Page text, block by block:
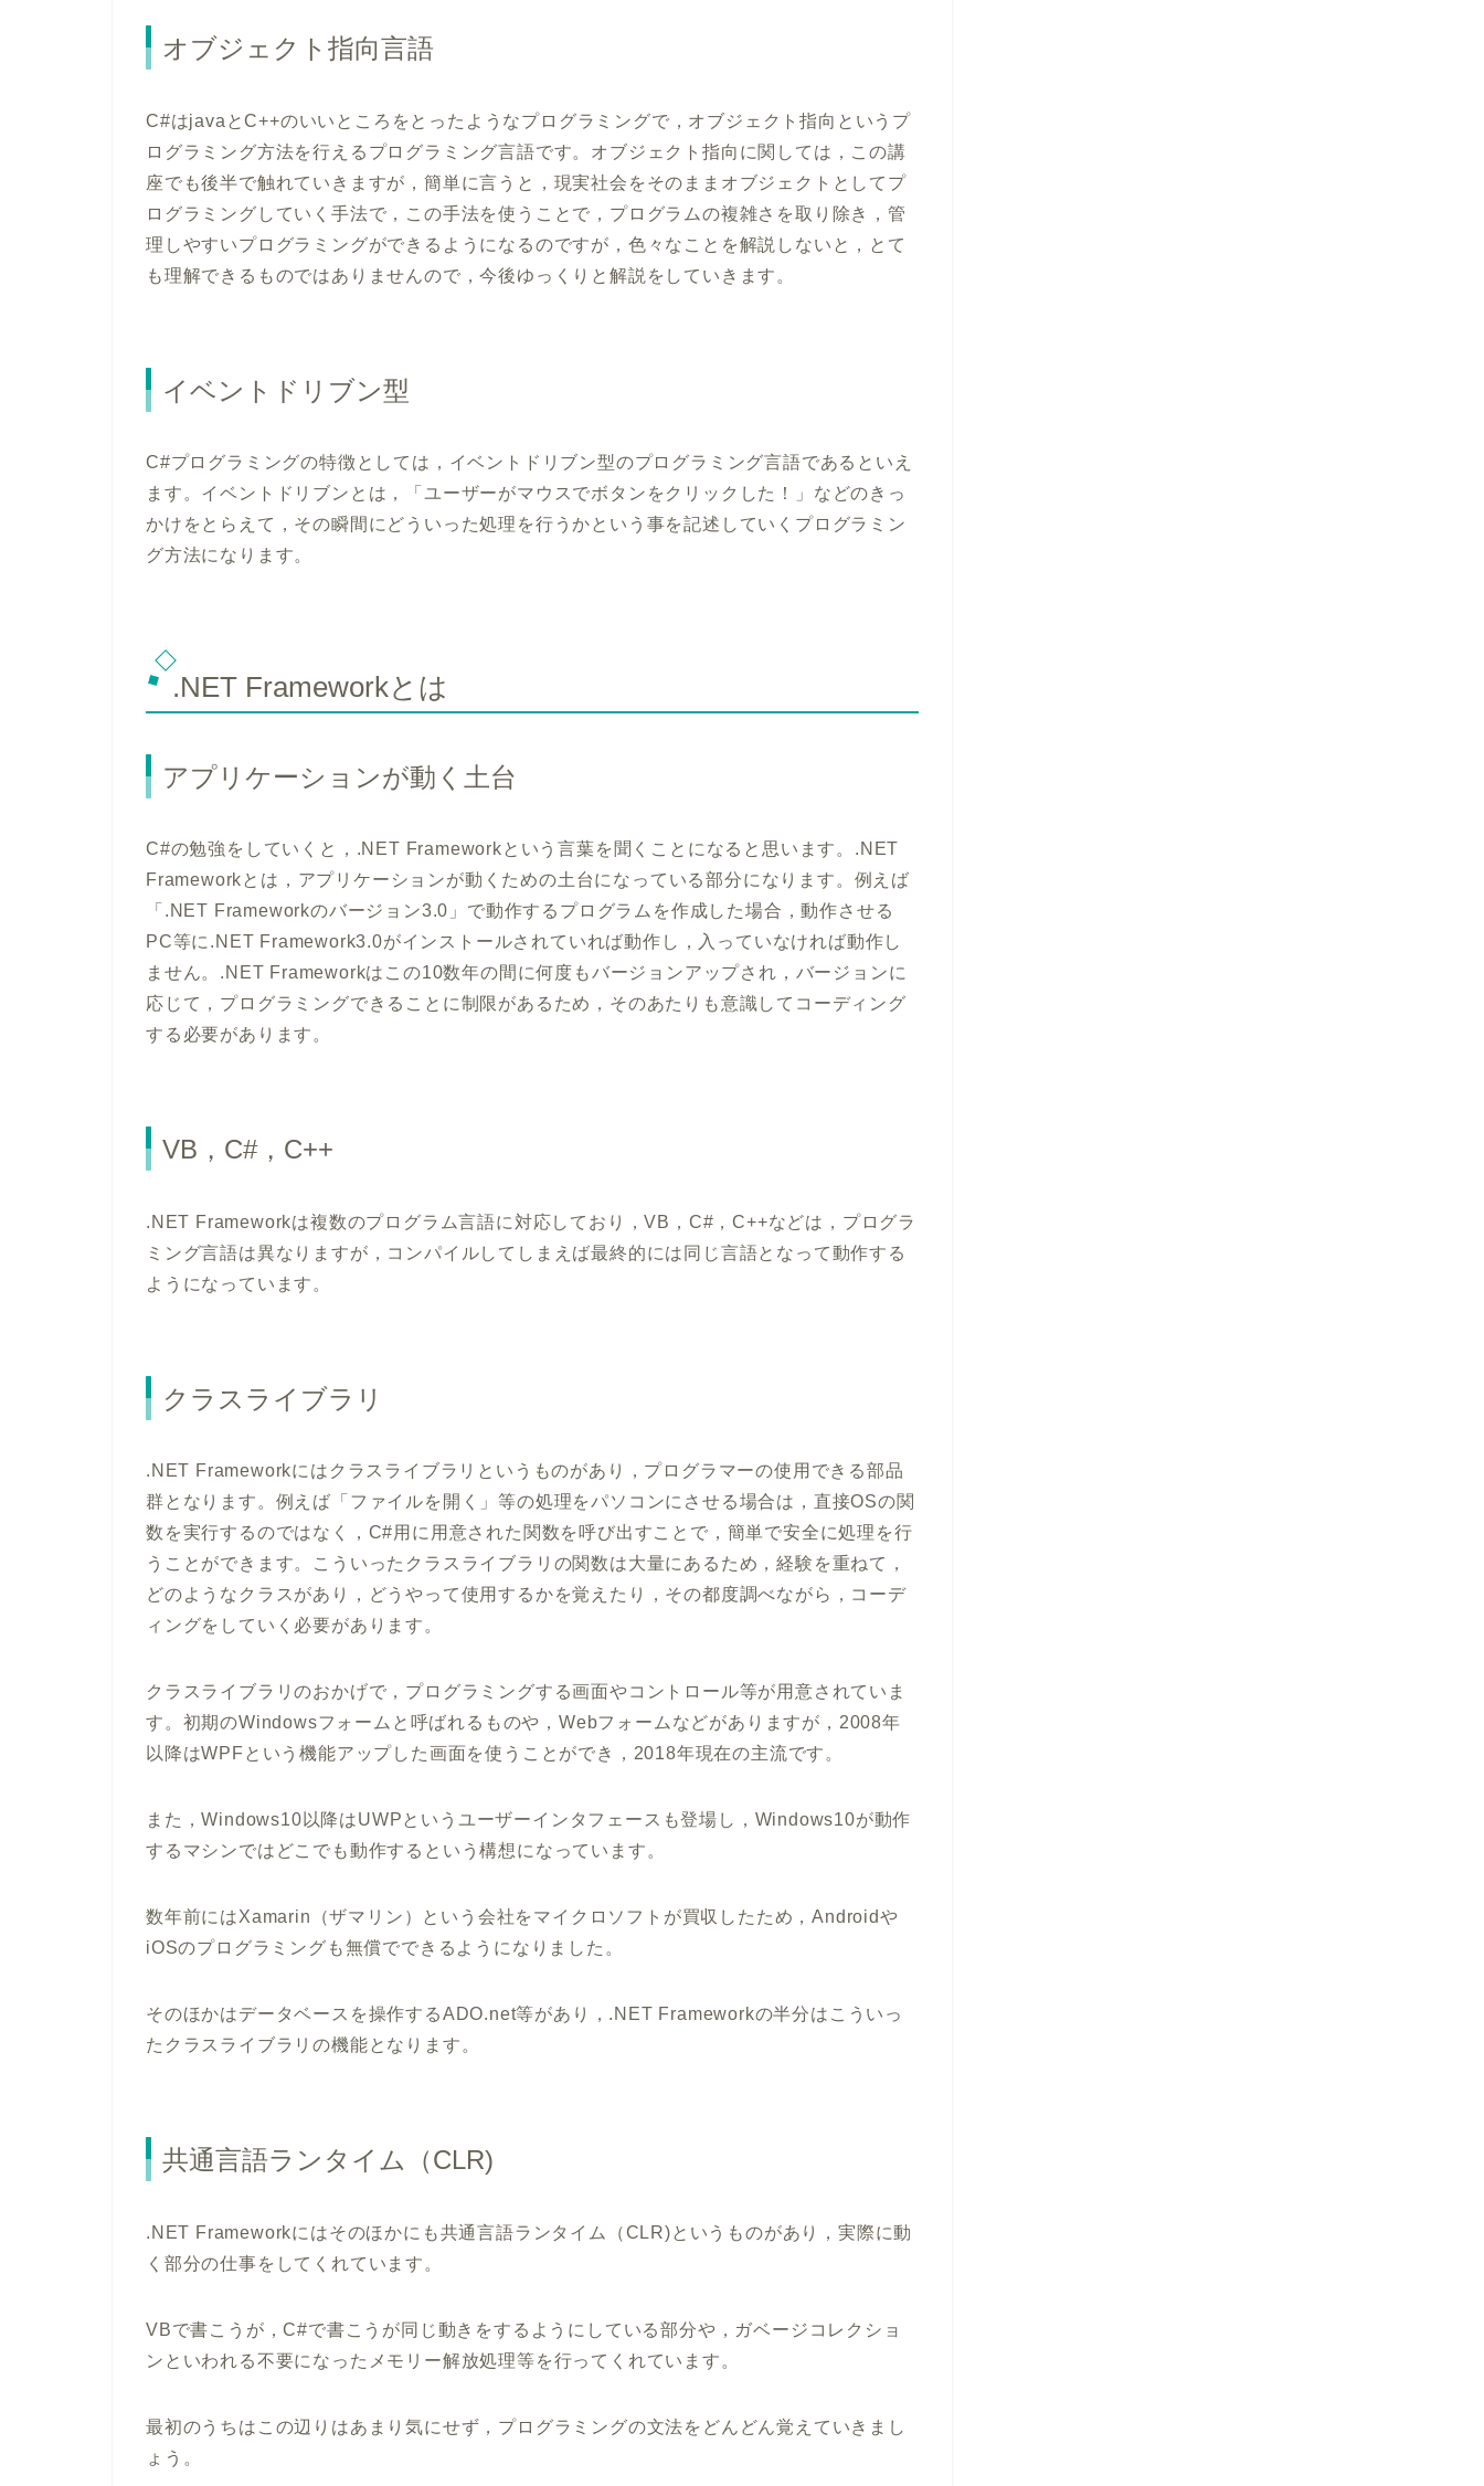
オブジェクト指向言語
C#はjavaとC++のいいところをとったようなプログラミングで，オブジェクト指向というプ
ログラミング方法を行えるプログラミング言語です。オブジェクト指向に関しては，この講
座でも後半で触れていきますが，簡単に言うと，現実社会をそのままオブジェクトとしてプ
ログラミングしていく手法で，この手法を使うことで，プログラムの複雑さを取り除き，管
理しやすいプログラミングができるようになるのですが，色々なことを解説しないと，とて
も理解できるものではありませんので，今後ゆっくりと解説をしていきます。
イベントドリブン型
C#プログラミングの特徴としては，イベントドリブン型のプログラミング言語であるといえ
ます。イベントドリブンとは，「ユーザーがマウスでボタンをクリックした！」などのきっ
かけをとらえて，その瞬間にどういった処理を行うかという事を記述していくプログラミン
グ方法になります。
.NET Frameworkとは
アプリケーションが動く土台
C#の勉強をしていくと，.NET Frameworkという言葉を聞くことになると思います。.NET
Frameworkとは，アプリケーションが動くための土台になっている部分になります。例えば
「.NET Frameworkのバージョン3.0」で動作するプログラムを作成した場合，動作させる
PC等に.NET Framework3.0がインストールされていれば動作し，入っていなければ動作し
ません。.NET Frameworkはこの10数年の間に何度もバージョンアップされ，バージョンに
応じて，プログラミングできることに制限があるため，そのあたりも意識してコーディング
する必要があります。
VB，C#，C++
.NET Frameworkは複数のプログラム言語に対応しており，VB，C#，C++などは，プログラ
ミング言語は異なりますが，コンパイルしてしまえば最終的には同じ言語となって動作する
ようになっています。
クラスライブラリ
.NET Frameworkにはクラスライブラリというものがあり，プログラマーの使用できる部品
群となります。例えば「ファイルを開く」等の処理をパソコンにさせる場合は，直接OSの関
数を実行するのではなく，C#用に用意された関数を呼び出すことで，簡単で安全に処理を行
うことができます。こういったクラスライブラリの関数は大量にあるため，経験を重ねて，
どのようなクラスがあり，どうやって使用するかを覚えたり，その都度調べながら，コーデ
ィングをしていく必要があります。
クラスライブラリのおかげで，プログラミングする画面やコントロール等が用意されていま
す。初期のWindowsフォームと呼ばれるものや，Webフォームなどがありますが，2008年
以降はWPFという機能アップした画面を使うことができ，2018年現在の主流です。
また，Windows10以降はUWPというユーザーインタフェースも登場し，Windows10が動作
するマシンではどこでも動作するという構想になっています。
数年前にはXamarin（ザマリン）という会社をマイクロソフトが買収したため，Androidや
iOSのプログラミングも無償でできるようになりました。
そのほかはデータベースを操作するADO.net等があり，.NET Frameworkの半分はこういっ
たクラスライブラリの機能となります。
共通言語ランタイム（CLR)
.NET Frameworkにはそのほかにも共通言語ランタイム（CLR)というものがあり，実際に動
く部分の仕事をしてくれています。
VBで書こうが，C#で書こうが同じ動きをするようにしている部分や，ガベージコレクショ
ンといわれる不要になったメモリー解放処理等を行ってくれています。
最初のうちはこの辺りはあまり気にせず，プログラミングの文法をどんどん覚えていきまし
ょう。